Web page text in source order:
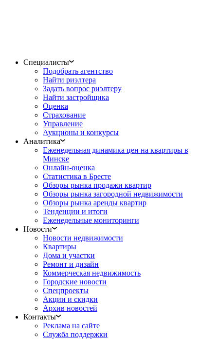
Специалисты
Подобрать агентство
Найти риэлтера
Задать вопрос риэлтеру
Найти застройщика
Оценка
Страхование
Управление
Аукционы и конкурсы
Аналитика
Еженедельная динамика цен на квартиры в
Минске
Онлайн-оценка
Статистика в Бресте
Обзоры рынка продажи квартир
Обзоры рынка загородной недвижимости
Обзоры рынка аренды квартир
Тенденции и итоги
Еженедельные мониторинги
Новости
Новости недвижимости
Квартиры
Дома и участки
Ремонт и дизайн
Коммерческая недвижимость
Городские новости
Спецпроекты
Акции и скидки
Архив новостей
Контакты
Реклама на сайте
Служба поддержки